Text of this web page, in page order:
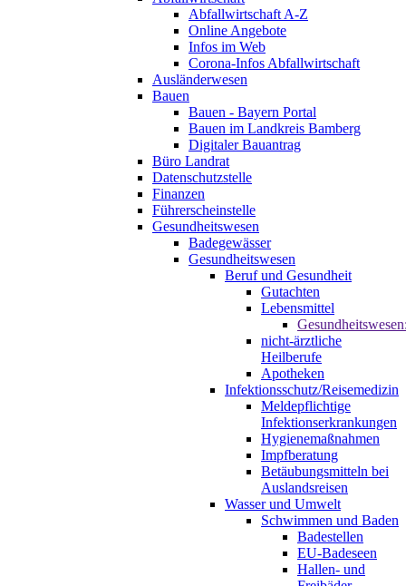
Abfallwirtschaft A-Z
Online Angebote
Infos im Web
Corona-Infos Abfallwirtschaft
Ausländerwesen
Bauen
Bauen - Bayern Portal
Bauen im Landkreis Bamberg
Digitaler Bauantrag
Büro Landrat
Datenschutzstelle
Finanzen
Führerscheinstelle
Gesundheitswesen
Badegewässer
Gesundheitswesen
Beruf und Gesundheit
Gutachten
Lebensmittel
nicht-ärztliche
Heilberufe
Apotheken
Infektionsschutz/Reisemedizin
Meldepflichtige
Infektionserkrankungen
Hygienemaßnahmen
Impfberatung
Betäubungsmitteln bei
Auslandsreisen
Wasser und Umwelt
Schwimmen und Baden
Badestellen
EU-Badeseen
Hallen- und